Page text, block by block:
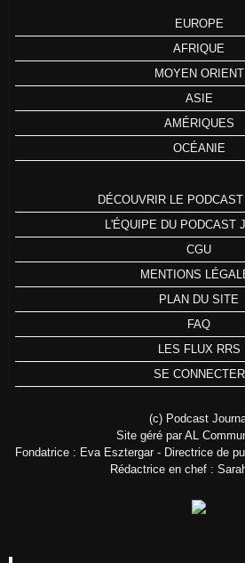
EUROPE
AFRIQUE
MOYEN ORIENT
ASIE
AMÉRIQUES
OCÉANIE
DÉCOUVRIR LE PODCAST
L'ÉQUIPE DU PODCAST
CGU
MENTIONS
PLAN DU SITE
FAQ
LES FLUX RRS
SE CONNECTER
(c) Podcast
Site géré par AL
Fondatrice : Eva Esztergar - Directrice de
Rédactrice en chef :